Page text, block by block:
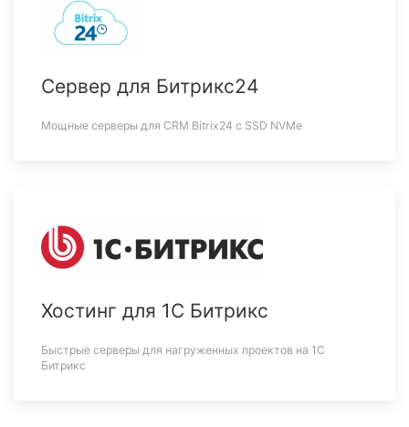
Сервер для Битрикс24
Мощные серверы для CRM Bitrix24 c SSD NVMe
Хостинг для 1С Битрикс
Быстрые серверы для нагруженных проектов на 1С
Битрикс